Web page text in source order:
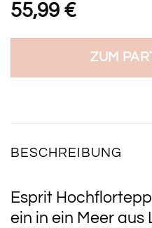
55,99 €
ZUM
BESCHREIBUNG
Esprit
ein in ein Meer aus